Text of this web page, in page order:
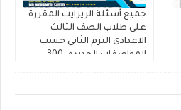
جميع أسئلة الريرايت المقررة
على طلاب الصف الثالث
الاعدادى الترم الثانى حسب
المواصفات الجديده، 300